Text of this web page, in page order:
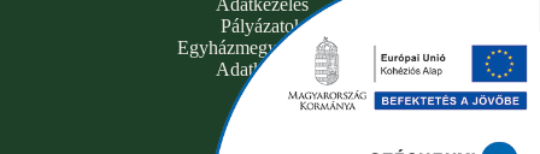
Adatkezelés
Pályázatok
Egyházmegyei hivatal
Adatkezelés